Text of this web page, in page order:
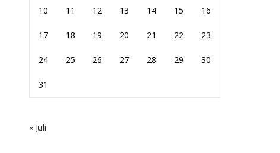
10 11 12 13 14 15 16
17 18 19 20 21 22 23
24 25 26 27 28 29 30
31
« Juli